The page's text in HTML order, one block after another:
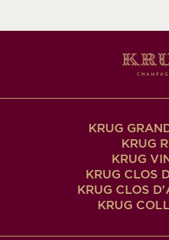
KRUG
KRUG
KRUG
KRUG CLOS
KRUG CLOS
KRUG